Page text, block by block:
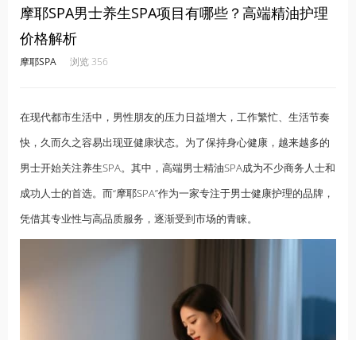
摩耶SPA男士养生SPA项目有哪些？高端精油护理
价格解析
摩耶SPA 浏览 356
在现代都市生活中，男性朋友的压力日益增大，工作繁忙、生活节奏
快，久而久之容易出现亚健康状态。为了保持身心健康，越来越多的
男士开始关注养生SPA。其中，高端男士精油SPA成为不少商务人士和
成功人士的首选。而“摩耶SPA”作为一家专注于男士健康护理的品牌，
凭借其专业性与高品质服务，逐渐受到市场的青睐。